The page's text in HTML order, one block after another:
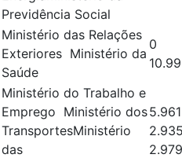
Previdência Social
Ministério das Relações
Exteriores Ministério da
Saúde
0
Ministério do Trabalho e
Emprego Ministério dos
TransportesMinistério
das
2.979